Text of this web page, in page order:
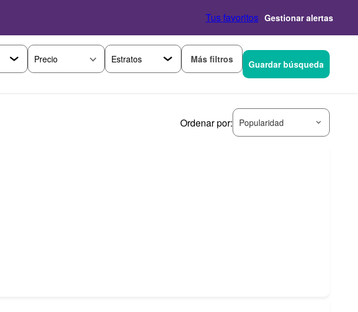
Tus favoritos Gestionar alertas
Precio Más filtros Guardar búsqueda
Ordenar por: Popularidad